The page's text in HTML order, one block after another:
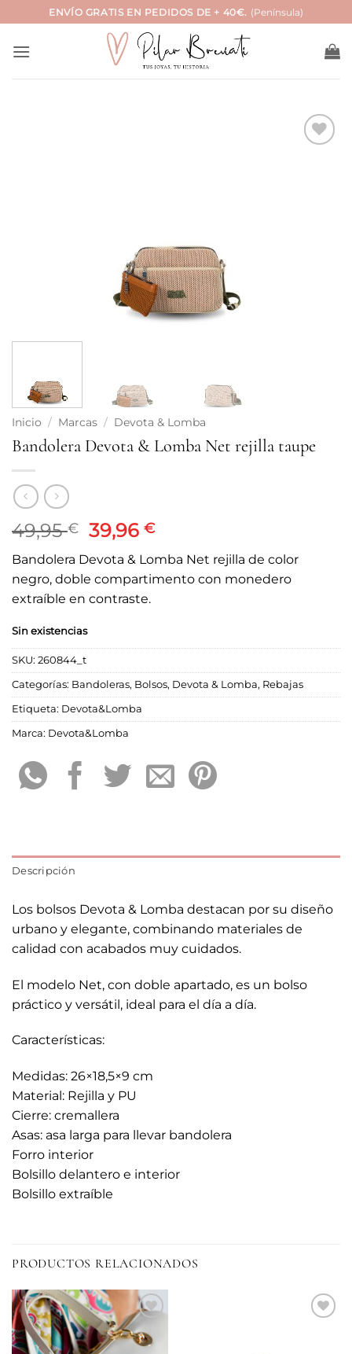
al
contenido
ENVÍO GRATIS EN PEDIDOS DE + 40€. (Península)
Inicio / Marcas / Devota & Lomba
Bandolera Devota & Lomba Net rejilla taupe
49,95€ El
precio
original
era:
49,95 €.
39,96€El
precio
actual
es:
Bandolera Devota & Lomba Net rejilla de color
negro, doble compartimento con monedero
extraíble en contraste.
Sin existencias
SKU: 260844_t
Categorías: Bandoleras, Bolsos, Devota & Lomba, Rebajas
Etiqueta: Devota&Lomba
Marca: Devota&Lomba
Descripción
Los bolsos Devota & Lomba destacan por su diseño
urbano y elegante, combinando materiales de
calidad con acabados muy cuidados.
El modelo Net, con doble apartado, es un bolso
práctico y versátil, ideal para el día a día.
Características:
Medidas: 26×18,5×9 cm
Material: Rejilla y PU
Cierre: cremallera
Asas: asa larga para llevar bandolera
Forro interior
Bolsillo delantero e interior
Bolsillo extraíble
PRODUCTOS RELACIONADOS
Añadir
a la